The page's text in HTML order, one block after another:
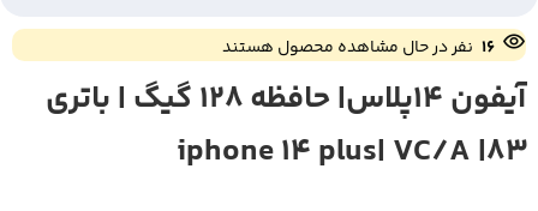
16 نفر در حال مشاهده محصول هستند
آیفون 14پلاس| حافظه 128 گیگ | باتری
83| iphone 14 plus| VC/A